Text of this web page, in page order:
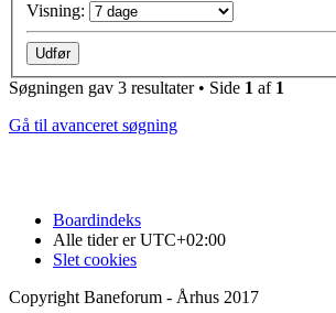
Visning:
Søgningen gav 3 resultater • Side 1 af 1
Gå til avanceret søgning
Boardindeks
Alle tider erUTC+02:00
Slet cookies
Copyright Baneforum - Århus 2017